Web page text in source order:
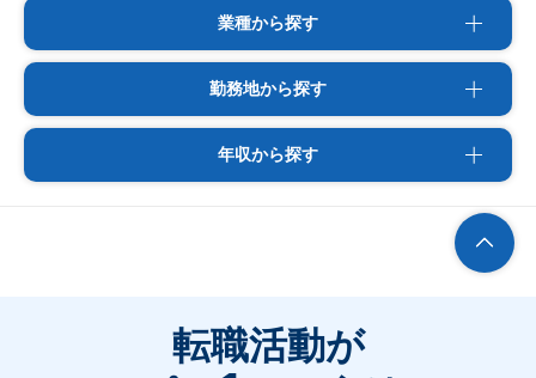
業種から探す
勤務地から探す
年収から探す
転職活動が